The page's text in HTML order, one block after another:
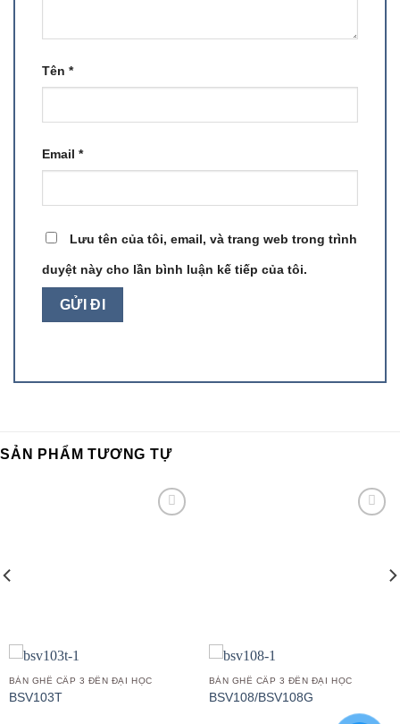
Tên *
Email *
Lưu tên của tôi, email, và trang web trong trình
duyệt này cho lần bình luận kế tiếp của tôi.
SẢN PHẨM TƯƠNG TỰ
BÀN GHẾ CẤP 3 ĐẾN ĐẠI HỌC
BSV103T
BÀN GHẾ CẤP 3 ĐẾN ĐẠI HỌC
BSV108/BSV108G